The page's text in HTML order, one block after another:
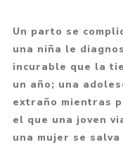
Un parto se
una niña le
incurable que la
un año; una
extraño mientras
el que una joven
una mujer se